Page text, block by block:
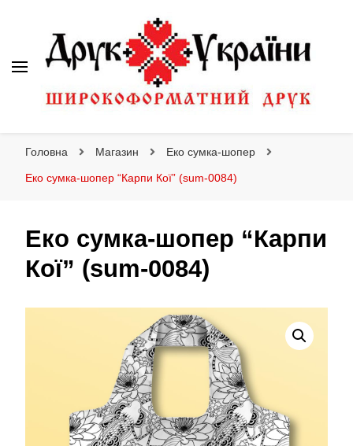
Головна Магазин Еко сумка-шопер
Еко сумка-шопер “Карпи Кої” (sum-0084)
Еко сумка-шопер “Карпи
Кої” (sum-0084)